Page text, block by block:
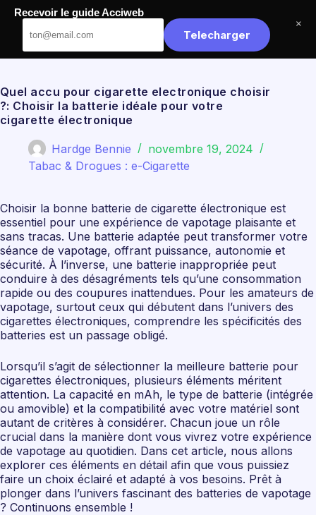
Passer
contenu
Quel accu pour cigarette electronique choisir
?: Choisir la batterie idéale pour votre
cigarette électronique
Hardge Bennie
novembre 19, 2024
Tabac & Drogues : e-Cigarette
Choisir la bonne batterie de cigarette électronique est
essentiel pour une expérience de vapotage plaisante et
sans tracas. Une batterie adaptée peut transformer votre
séance de vapotage, offrant puissance, autonomie et
sécurité. À l’inverse, une batterie inappropriée peut
conduire à des désagréments tels qu’une consommation
rapide ou des coupures inattendues. Pour les amateurs de
vapotage, surtout ceux qui débutent dans l’univers des
cigarettes électroniques, comprendre les spécificités des
batteries est un passage obligé.
Lorsqu’il s’agit de sélectionner la meilleure batterie pour
cigarettes électroniques, plusieurs éléments méritent
attention. La capacité en mAh, le type de batterie (intégrée
ou amovible) et la compatibilité avec votre matériel sont
autant de critères à considérer. Chacun joue un rôle
crucial dans la manière dont vous vivrez votre expérience
de vapotage au quotidien. Dans cet article, nous allons
explorer ces éléments en détail afin que vous puissiez
faire un choix éclairé et adapté à vos besoins. Prêt à
plonger dans l’univers fascinant des batteries de vapotage
? Continuons ensemble !
Recevoir le guide Acciweb
Telecharger
×